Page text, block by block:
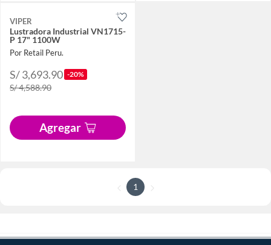
VIPER
Lustradora Industrial VN1715-
P 17" 1100W
Por Retail Peru.
S/ 3,693.90 -20%
S/ 4,588.90
Agregar
1